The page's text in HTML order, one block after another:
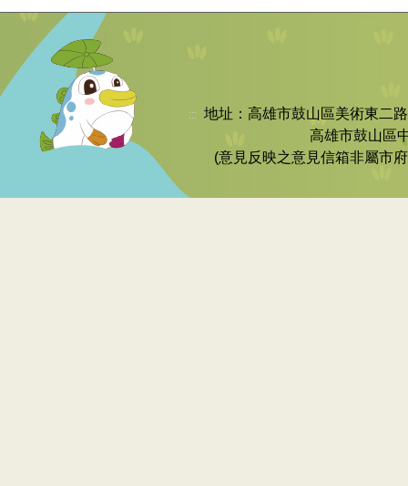
:::
地址：高雄市鼓山區美術東二
高雄市鼓山區
(意見反映之意見信箱非屬市